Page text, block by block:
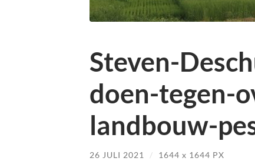
Steven-
doen-tegen-
landbouw-
26 JULI 2021 / 1644 x 1644 PX